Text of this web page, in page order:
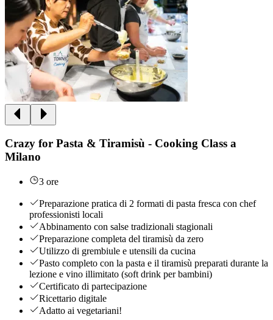
Crazy for Pasta & Tiramisù - Cooking Class a
Milano
3 ore
Preparazione pratica di 2 formati di pasta fresca con chef
professionisti locali
Abbinamento con salse tradizionali stagionali
Preparazione completa del tiramisù da zero
Utilizzo di grembiule e utensili da cucina
Pasto completo con la pasta e il tiramisù preparati durante la
lezione e vino illimitato (soft drink per bambini)
Certificato di partecipazione
Ricettario digitale
Adatto ai vegetariani!